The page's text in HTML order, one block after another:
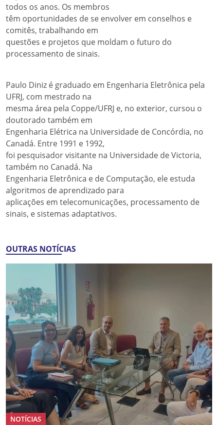
todos os anos. Os membros
têm oportunidades de se envolver em conselhos e
comitês, trabalhando em
questões e projetos que moldam o futuro do
processamento de sinais.
Paulo Diniz é graduado em Engenharia Eletrônica pela
UFRJ, com mestrado na
mesma área pela Coppe/UFRJ e, no exterior, cursou o
doutorado também em
Engenharia Elétrica na Universidade de Concórdia, no
Canadá. Entre 1991 e 1992,
foi pesquisador visitante na Universidade de Victoria,
também no Canadá. Na
Engenharia Eletrônica e de Computação, ele estuda
algoritmos de aprendizado para
aplicações em telecomunicações, processamento de
sinais, e sistemas adaptativos.
OUTRAS NOTÍCIAS
NOTÍCIAS